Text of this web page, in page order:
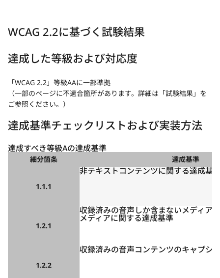
WCAG 2.2に基づく試験結果
達成した等級および対応度
「WCAG 2.2」等級AAに一部準拠
（一部のページに不適合箇所があります。詳細は「試験結果」を
ご参照ください。）
達成基準チェックリストおよび実装方法
達成すべき等級Aの達成基準
細分箇条 達成基準
1.1.1
非テキストコンテンツに関する達成基
1.2.1
収録済みの音声しか含まないメディア
メディアに関する達成基準
1.2.2
収録済みの音声コンテンツのキャプシ